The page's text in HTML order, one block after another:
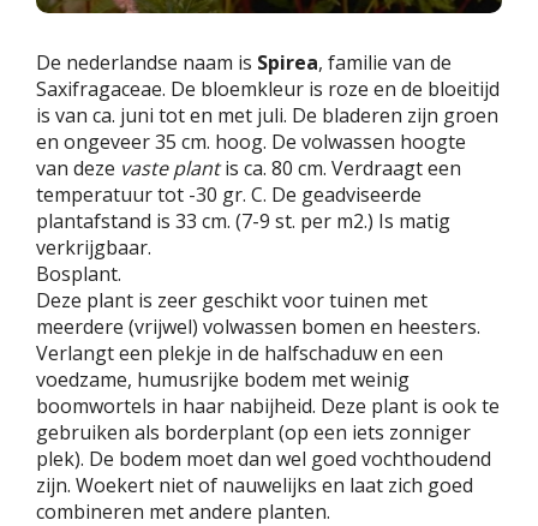
De nederlandse naam is Spirea, familie van de
Saxifragaceae. De bloemkleur is roze en de bloeitijd
is van ca. juni tot en met juli. De bladeren zijn groen
en ongeveer 35 cm. hoog. De volwassen hoogte
van deze vaste plantis ca. 80 cm. Verdraagt een
temperatuur tot -30 gr. C. De geadviseerde
plantafstand is 33 cm. (7-9 st. per m2.) Is matig
verkrijgbaar.
Bosplant.
Deze plant is zeer geschikt voor tuinen met
meerdere (vrijwel) volwassen bomen en heesters.
Verlangt een plekje in de halfschaduw en een
voedzame, humusrijke bodem met weinig
boomwortels in haar nabijheid. Deze plant is ook te
gebruiken als borderplant (op een iets zonniger
plek). De bodem moet dan wel goed vochthoudend
zijn. Woekert niet of nauwelijks en laat zich goed
combineren met andere planten.